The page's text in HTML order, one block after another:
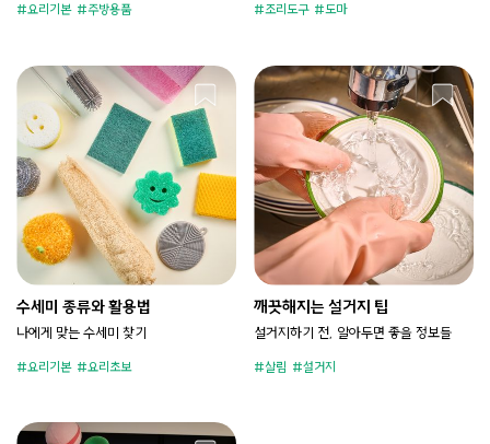
요리기본 주방용품 조리도구 도마
수세미 종류와 활용법
나에게 맞는 수세미 찾기
요리기본 요리초보
깨끗해지는 설거지 팁
설거지하기 전, 알아두면 좋을 정보들
살림 설거지